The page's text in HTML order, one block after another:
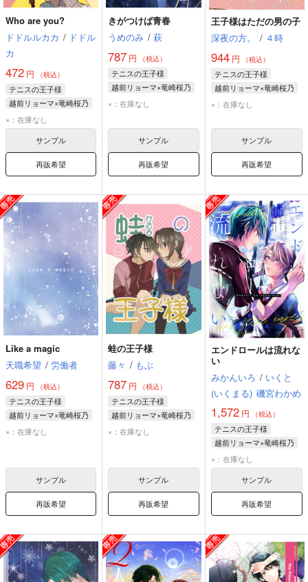
Who are you?
ドドルルカカ / ドドル
カ
472 円 （税込）
テニスの王子様
越前リョーマ×竜崎桜乃
越前リョーマ
竜崎桜乃
×：在庫なし
サンプル
再販希望
きがつけば青春
うめのみ / 萩
787 円 （税込）
テニスの王子様
越前リョーマ×竜崎桜乃
×：在庫なし
サンプル
再販希望
王子様はただの男の子
深夜の方。
/ ４時
944円 （税込）
テニスの王子様
越前リョーマ×竜崎桜乃
越前リョーマ
×：在庫なし
サンプル
再販希望
Like a magic
天職希望 / 労働者
629 円 （税込）
テニスの王子様
越前リョーマ×竜崎桜乃
越前リョーマ
×：在庫なし
サンプル
再販希望
蛙の王子様
藤々 / もぶ
787 円 （税込）
テニスの王子様
越前リョーマ×竜崎桜乃
竜崎桜乃
×：在庫なし
サンプル
再販希望
エンドロールは流れな
い
みかんいろ / いくと
(いくまる) 磯宮わかめ
1,572円 （税込）
テニスの王子様
越前リョーマ×竜崎桜乃
越前リョーマ
竜崎桜乃
×：在庫なし
サンプル
再販希望